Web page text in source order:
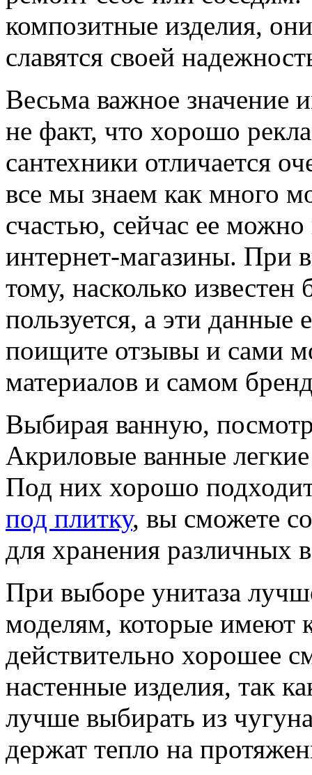
композитные изделия,
славятся своей
Весьма важное значение
не факт, что хорошо
сантехники отличается
все мы знаем как много
счастью, сейчас ее
интернет-магазины. При
тому, насколько
пользуется, а эти данные
поищите отзывы и сами
материалов и самом
Выбирая ванную,
Акриловые ванные
Под них хорошо
под плитку, вы сможете
для хранения различных
При выборе унитаза
моделям, которые имеют
действительно хорошее
настенные изделия, так
лучше выбирать из
держат тепло на